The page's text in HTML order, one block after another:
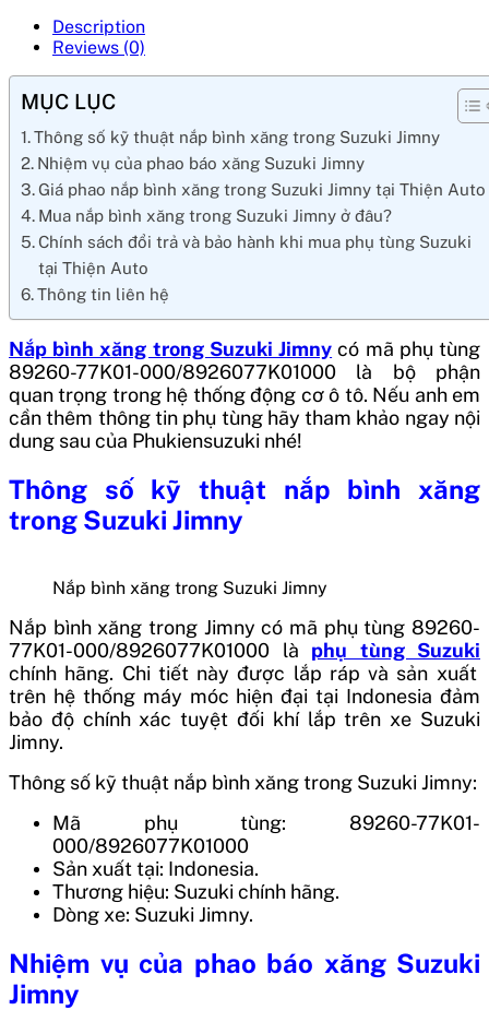
Description
Reviews (0)
MỤC LỤC
Thông số kỹ thuật nắp bình xăng trong Suzuki Jimny
Nhiệm vụ của phao báo xăng Suzuki Jimny
Giá phao nắp bình xăng trong Suzuki Jimny tại Thiện Auto
Mua nắp bình xăng trong Suzuki Jimny ở đâu?
Chính sách đổi trả và bảo hành khi mua phụ tùng Suzuki
tại Thiện Auto
Thông tin liên hệ
Nắp bình xăng trong Suzuki Jimny có mã phụ tùng
89260-77K01-000/8926077K01000 là bộ phận
quan trọng trong hệ thống động cơ ô tô. Nếu anh em
cần thêm thông tin phụ tùng hãy tham khảo ngay nội
dung sau của Phukiensuzuki nhé!
Thông số kỹ thuật nắp bình xăng
trong Suzuki Jimny
Nắp bình xăng trong Suzuki Jimny
Nắp bình xăng trong Jimnycó mã phụ tùng 89260-
77K01-000/8926077K01000 là phụ tùng Suzuki
chính hãng. Chi tiết này được lắp ráp và sản xuất
trên hệ thống máy móc hiện đại tại Indonesia đảm
bảo độ chính xác tuyệt đối khí lắp trên xe Suzuki
Jimny.
Thông số kỹ thuật nắp bình xăng trong Suzuki Jimny:
Mã phụ tùng: 89260-77K01-
000/8926077K01000
Sản xuất tại: Indonesia.
Thương hiệu: Suzuki chính hãng.
Dòng xe: Suzuki Jimny.
Nhiệm vụ của phao báo xăng Suzuki
Jimny